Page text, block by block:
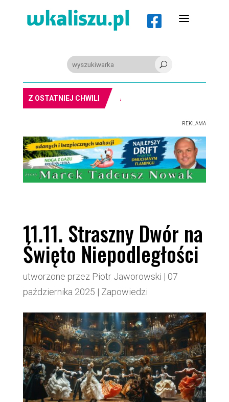
 a
U
Z OSTATNIEJ CHWILI
REKLAMA
11.11. Straszny Dwór na
Święto Niepodległości
utworzone przez Piotr Jaworowski | 07
października 2025 | Zapowiedzi